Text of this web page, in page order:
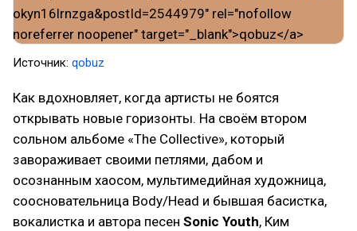
Источник: qobuz
Как вдохновляет, когда артисты не боятся
открывать новые горизонты. На своём втором
сольном альбоме «The Collective», который
завораживает своими петлями, дабом и
осознанным хаосом, мультимедийная художница,
соосновательница Body/Head и бывшая басистка,
вокалистка и автора песен Sonic Youth, Ким